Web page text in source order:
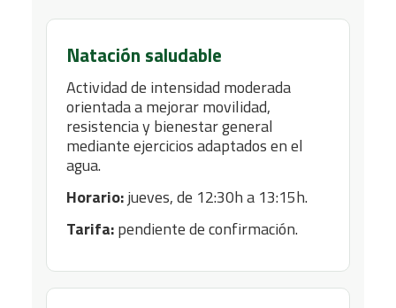
Natación saludable
Actividad de intensidad moderada
orientada a mejorar movilidad,
resistencia y bienestar general
mediante ejercicios adaptados en el
agua.
Horario:jueves, de 12:30h a 13:15h.
Tarifa:pendiente de confirmación.